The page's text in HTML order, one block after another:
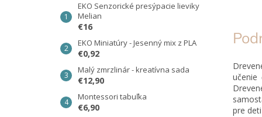
EKO Senzorické presýpacie lieviky
Melian
€16
EKO Miniatúry - Jesenný mix z PLA
€0,92
Malý zmrzlinár - kreatívna sada
€12,90
Montessori tabuľka
€6,90
učenie
pre